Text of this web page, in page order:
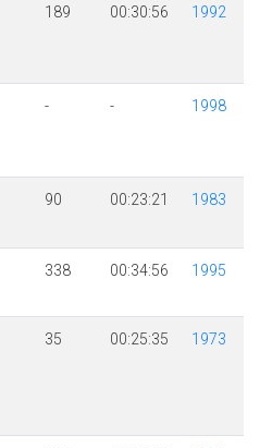
189 00:30:56 1992
- - 1998
90 00:23:21 1983
338 00:34:56 1995
35 00:25:35 1973